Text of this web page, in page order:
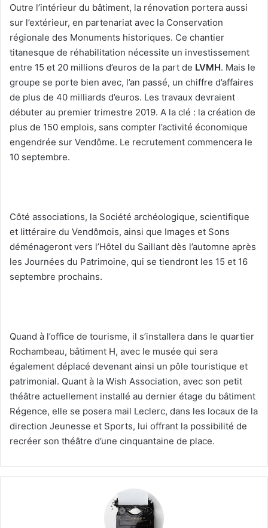
Outre l’intérieur du bâtiment, la rénovation portera aussi
sur l’extérieur, en partenariat avec la Conservation
régionale des Monuments historiques. Ce chantier
titanesque de réhabilitation nécessite un investissement
entre 15 et 20 millions d’euros de la part de LVMH. Mais le
groupe se porte bien avec, l’an passé, un chiffre d’affaires
de plus de 40 milliards d’euros. Les travaux devraient
débuter au premier trimestre 2019. A la clé : la création de
plus de 150 emplois, sans compter l’activité économique
engendrée sur Vendôme. Le recrutement commencera le
10 septembre.
Côté associations, la Société archéologique, scientifique
et littéraire du Vendômois, ainsi que Images et Sons
déménageront vers l’Hôtel du Saillant dès l’automne après
les Journées du Patrimoine, qui se tiendront les 15 et 16
septembre prochains.
Quand à l’office de tourisme, il s’installera dans le quartier
Rochambeau, bâtiment H, avec le musée qui sera
également déplacé devenant ainsi un pôle touristique et
patrimonial. Quant à la Wish Association, avec son petit
théâtre actuellement installé au dernier étage du bâtiment
Régence, elle se posera mail Leclerc, dans les locaux de la
direction Jeunesse et Sports, lui offrant la possibilité de
recréer son théâtre d’une cinquantaine de place.